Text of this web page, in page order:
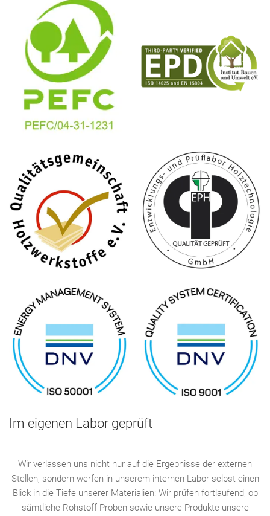
Im eigenen Labor geprüft
Wir verlassen uns nicht nur auf die Ergebnisse der externen
Stellen, sondern werfen in unserem internen Labor selbst einen
Blick in die Tiefe unserer Materialien: Wir prüfen fortlaufend, ob
sämtliche Rohstoff-Proben sowie unsere Produkte unsere